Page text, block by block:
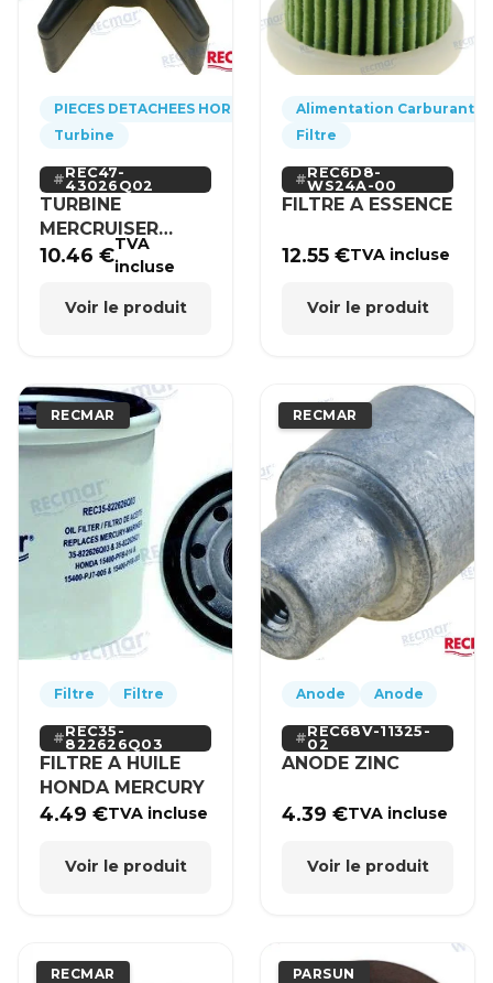
PIECES DETACHEES HORS-BORD
Turbine
REC47-
43026Q02
TURBINE
MERCRUISER
MERCURY BRP
10.46€TVA
incluse
Voir le produit
Alimentation Carburant
Filtre
REC6D8-
WS24A-00
FILTRE A ESSENCE
12.55€TVA incluse
Voir le produit
RECMAR
Filtre Filtre
REC35-
822626Q03
FILTRE A HUILE
HONDA MERCURY
4.49€TVA incluse
Voir le produit
RECMAR
Anode Anode
REC68V-11325-
02
ANODE ZINC
4.39€TVA incluse
Voir le produit
RECMAR PARSUN